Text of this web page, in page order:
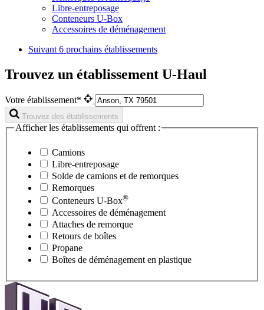
Libre-entreposage
Conteneurs U-Box
Accessoires de déménagement
Suivant 6 prochains établissements
Trouvez un établissement U-Haul
Votre établissement*
Trouvez des établissements
Afficher les établissements qui offrent :
Camions
Libre-entreposage
Solde de camions et de remorques
Remorques
Conteneurs U-Box®
Accessoires de déménagement
Attaches de remorque
Retours de boîtes
Propane
Boîtes de déménagement en plastique